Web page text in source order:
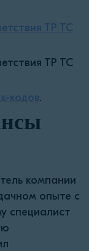
ТР ТС
ТР ТС
кодов.
компании
опыте с
специалист